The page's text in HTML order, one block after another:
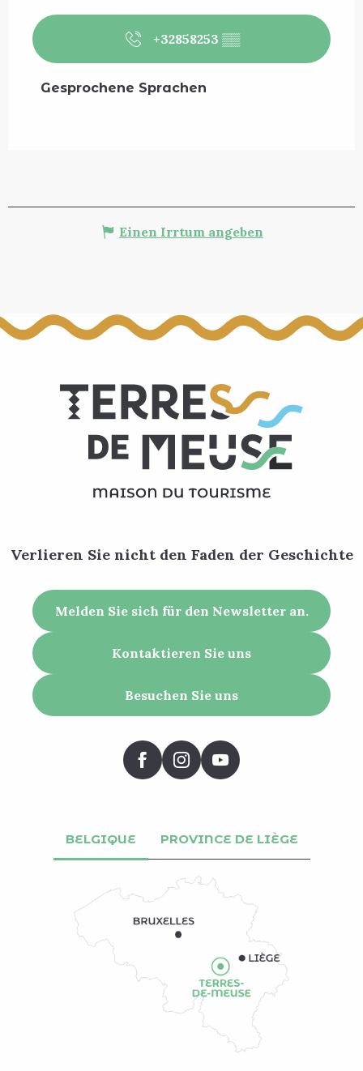
+32858253 ▒▒
Gesprochene Sprachen
Gesprochene Sprachen
Einen Irrtum angeben
Verlieren Sie nicht den Faden der Geschichte
Melden Sie sich für den Newsletter an.
Kontaktieren Sie uns
Besuchen Sie uns
BELGIQUE PROVINCE DE LIÈGE